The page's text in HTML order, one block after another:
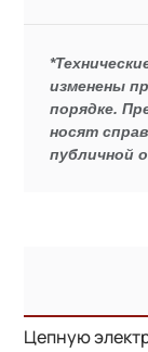
изменены
порядке.
носят
публичной
Цепную